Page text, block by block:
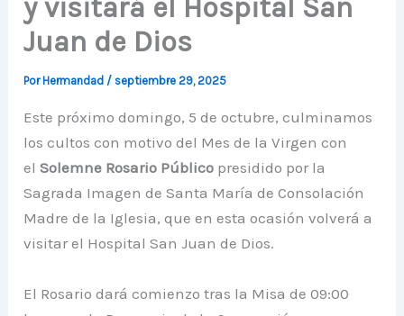
y visitará el Hospital San
Juan de Dios
Por Hermandad / septiembre 29, 2025
Este próximo domingo, 5 de octubre, culminamos
los cultos con motivo del Mes de la Virgen con
elSolemne Rosario Público presidido por la
Sagrada Imagen de Santa María de Consolación
Madre de la Iglesia, que en esta ocasión volverá a
visitar el Hospital San Juan de Dios.
El Rosario dará comienzo tras la Misa de 09:00